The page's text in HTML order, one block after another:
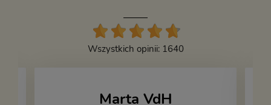
Wszystkich opinii: 1640
Marta VdH